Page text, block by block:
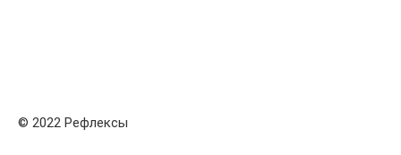
© 2022 Рефлексы